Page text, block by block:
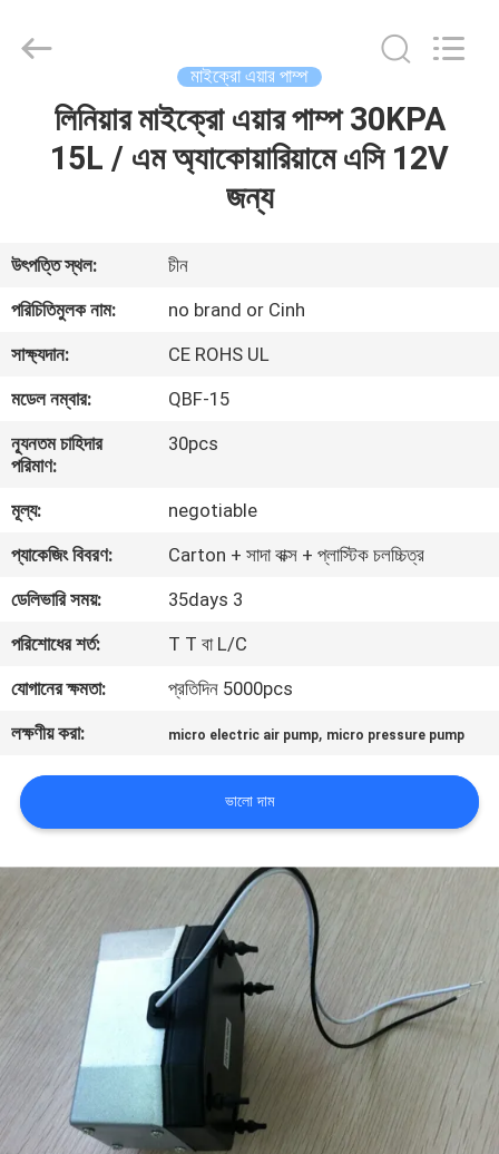
আমাদের
সম্পর্কে
কারখানা
ভ্রমণ
নিয়ন্ত্রণ
যোগাযোগ
করুন
খবর
সাইট
ম্যাপ
PRIVACY
POLICY
co.,limited.
মাইক্রো এয়ার পাম্প
লিনিয়ার মাইক্রো এয়ার পাম্প 30KPA
15L / এম অ্যাকোয়ারিয়ামে এসি 12V
জন্য
উৎপত্তি স্থল:
চীন
পরিচিতিমুলক নাম:
no brand or Cinh
সাক্ষ্যদান:
CE ROHS UL
মডেল নম্বার:
QBF-15
ন্যূনতম চাহিদার
পরিমাণ:
30pcs
মূল্য:
negotiable
প্যাকেজিং বিবরণ:
Carton + সাদা বাক্স + প্লাস্টিক চলচ্চিত্র
ডেলিভারি সময়:
35days 3
পরিশোধের শর্ত:
T T বা L/C
যোগানের ক্ষমতা:
প্রতিদিন 5000pcs
লক্ষণীয় করা:
micro electric air pump, micro pressure pump
ভালো দাম